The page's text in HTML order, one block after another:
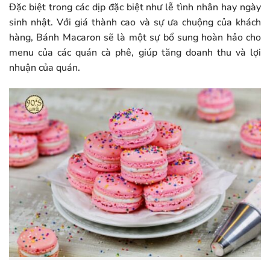
Đặc biệt trong các dịp đặc biệt như lễ tình nhân hay ngày
sinh nhật. Với giá thành cao và sự ưa chuộng của khách
hàng, Bánh Macaron sẽ là một sự bổ sung hoàn hảo cho
menu của các quán cà phê, giúp tăng doanh thu và lợi
nhuận của quán.